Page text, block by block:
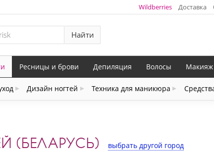
Wildberries Доставка
Найти
Дизайн ногтей Техника для маникюра
Ресницы и брови Депиляция Волосы Макияж
(БЕЛАРУСЬ) выбрать другой город